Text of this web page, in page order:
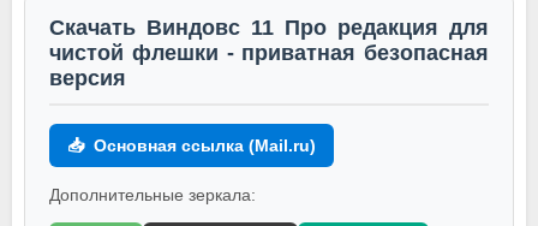
Скачать Виндовс 11 Про редакция для
чистой флешки - приватная безопасная
версия
📥 Основная ссылка (Mail.ru)
Дополнительные зеркала: